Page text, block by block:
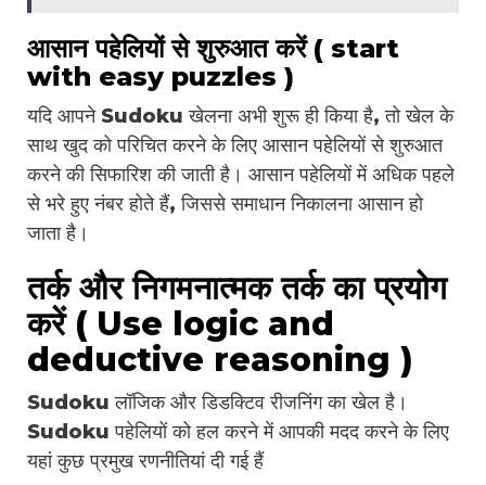
आसान पहेलियों से शुरुआत करें ( start
with easy puzzles )
यदि आपने Sudoku खेलना अभी शुरू ही किया है, तो खेल के
साथ खुद को परिचित करने के लिए आसान पहेलियों से शुरुआत
करने की सिफारिश की जाती है। आसान पहेलियों में अधिक पहले
से भरे हुए नंबर होते हैं, जिससे समाधान निकालना आसान हो
जाता है।
तर्क और निगमनात्मक तर्क का प्रयोग
करें ( Use logic and
deductive reasoning )
Sudoku लॉजिक और डिडक्टिव रीजनिंग का खेल है।
Sudoku पहेलियों को हल करने में आपकी मदद करने के लिए
यहां कुछ प्रमुख रणनीतियां दी गई हैं